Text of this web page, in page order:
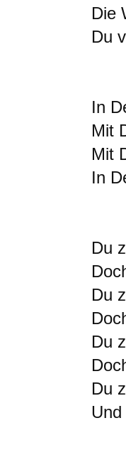
Die
Du
In
Mit
Mit
In
Du
Du
Du
Du